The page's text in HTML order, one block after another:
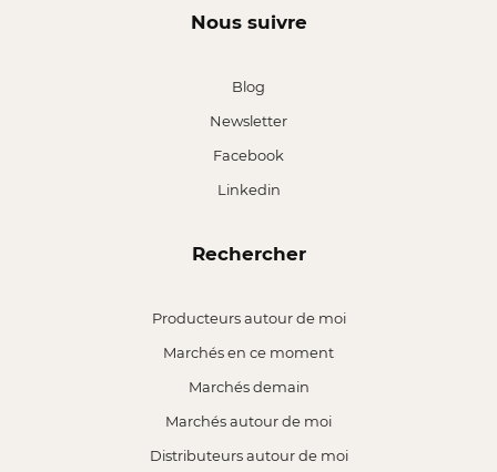
Nous suivre
Blog
Newsletter
Facebook
Linkedin
Rechercher
Producteurs autour de moi
Marchés en ce moment
Marchés demain
Marchés autour de moi
Distributeurs autour de moi